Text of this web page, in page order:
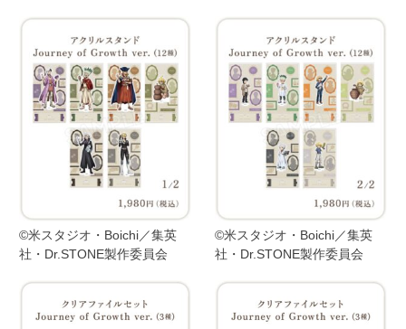
©米スタジオ・Boichi／集英
社・Dr.STONE製作委員会
©米スタジオ・Boichi／集英
社・Dr.STONE製作委員会